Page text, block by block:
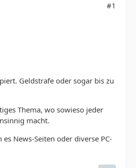
#1
Geldstrafe oder sogar bis zu
Thema, wo sowieso jeder
macht.
News-Seiten oder diverse PC-